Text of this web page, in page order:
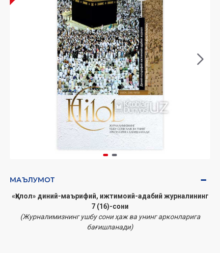
МАЪЛУМОТ
«Ҳилол» диний-маърифий, ижтимоий-адабий журналининг
7 (16)-сони
(Журналимизнинг ушбу сони ҳаж ва унинг арконларига
бағишланади)